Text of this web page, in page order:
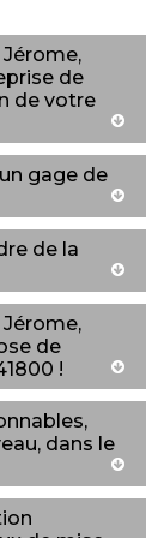
de
de votre
gage de
de la
de
!
dans le